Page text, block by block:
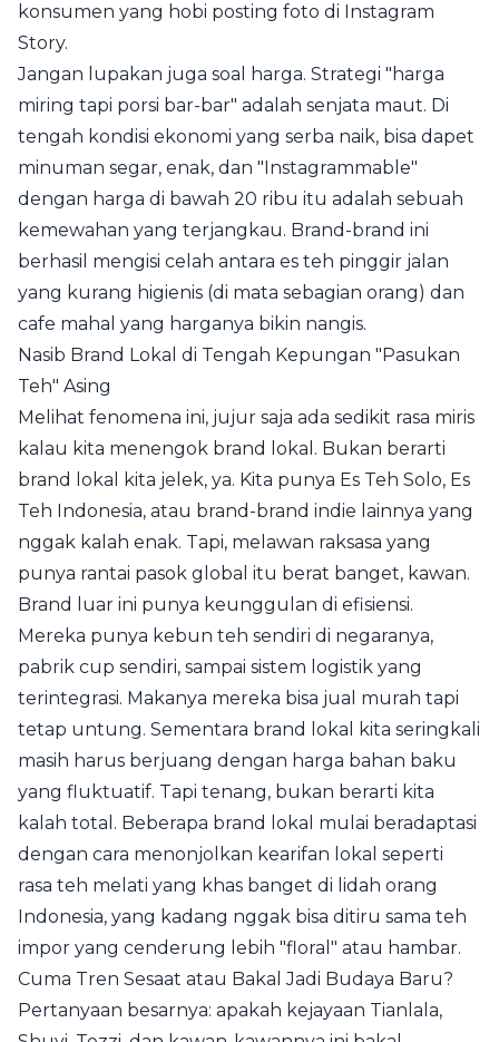
konsumen yang hobi posting foto di Instagram
Story.
Jangan lupakan juga soal harga. Strategi "harga
miring tapi porsi bar-bar" adalah senjata maut. Di
tengah kondisi ekonomi yang serba naik, bisa dapet
minuman segar, enak, dan "Instagrammable"
dengan harga di bawah 20 ribu itu adalah sebuah
kemewahan yang terjangkau. Brand-brand ini
berhasil mengisi celah antara es teh pinggir jalan
yang kurang higienis (di mata sebagian orang) dan
cafe mahal yang harganya bikin nangis.
Nasib Brand Lokal di Tengah Kepungan "Pasukan
Teh" Asing
Melihat fenomena ini, jujur saja ada sedikit rasa miris
kalau kita menengok brand lokal. Bukan berarti
brand lokal kita jelek, ya. Kita punya Es Teh Solo, Es
Teh Indonesia, atau brand-brand indie lainnya yang
nggak kalah enak. Tapi, melawan raksasa yang
punya rantai pasok global itu berat banget, kawan.
Brand luar ini punya keunggulan di efisiensi.
Mereka punya kebun teh sendiri di negaranya,
pabrik cup sendiri, sampai sistem logistik yang
terintegrasi. Makanya mereka bisa jual murah tapi
tetap untung. Sementara brand lokal kita seringkali
masih harus berjuang dengan harga bahan baku
yang fluktuatif. Tapi tenang, bukan berarti kita
kalah total. Beberapa brand lokal mulai beradaptasi
dengan cara menonjolkan kearifan lokal seperti
rasa teh melati yang khas banget di lidah orang
Indonesia, yang kadang nggak bisa ditiru sama teh
impor yang cenderung lebih "floral" atau hambar.
Cuma Tren Sesaat atau Bakal Jadi Budaya Baru?
Pertanyaan besarnya: apakah kejayaan Tianlala,